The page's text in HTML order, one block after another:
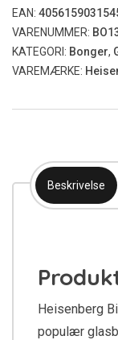
EAN:
VARENUMMER:
KATEGORI: Bonger,
VAREMÆRKE:
Beskrivelse
Heisenberg
populær